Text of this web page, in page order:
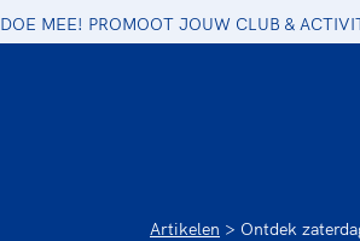
DOE MEE! PROMOOT JOUW CLUB &
Artikelen Ontdek